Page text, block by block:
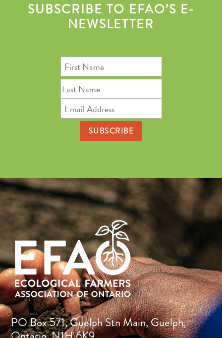
SUBSCRIBE TO EFAO’S E-
NEWSLETTER
PO Box 571, Guelph Stn Main, Guelph,